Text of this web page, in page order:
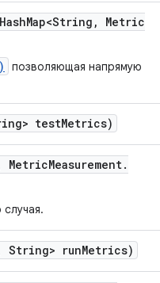
HashMap<String ,
Metric
позволяющая напрямую
testMetrics)
MetricMeasurement.
String> runMetrics)